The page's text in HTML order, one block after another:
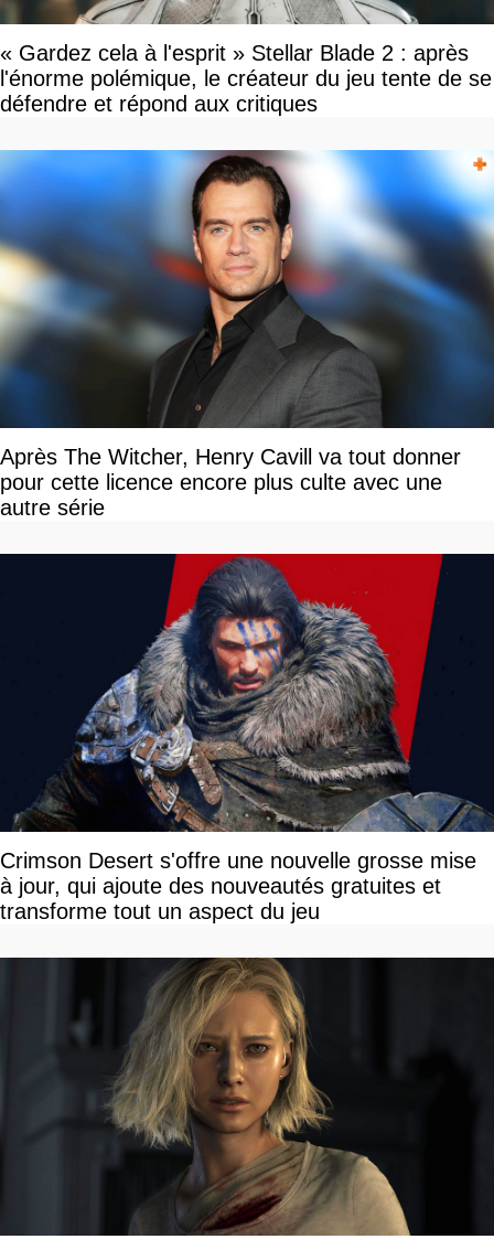
« Gardez cela à l'esprit » Stellar Blade 2 : après
l'énorme polémique, le créateur du jeu tente de se
défendre et répond aux critiques
Après The Witcher, Henry Cavill va tout donner
pour cette licence encore plus culte avec une
autre série
Crimson Desert s'offre une nouvelle grosse mise
à jour, qui ajoute des nouveautés gratuites et
transforme tout un aspect du jeu